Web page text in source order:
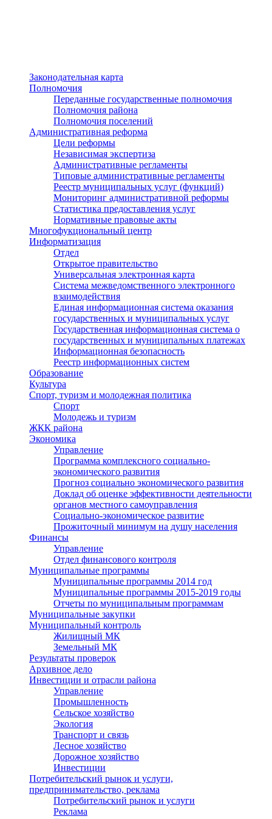
Законодательная карта
Полномочия
Переданные государственные полномочия
Полномочия района
Полномочия поселений
Административная реформа
Цели реформы
Независимая экспертиза
Административные регламенты
Типовые административные регламенты
Реестр муниципальных услуг (функций)
Мониторинг административной реформы
Статистика предоставления услуг
Нормативные правовые акты
Многофукциональный центр
Информатизация
Отдел
Открытое правительство
Универсальная электронная карта
Система межведомственного электронного
взаимодействия
Единая информационная система оказания
государственных и муниципальных услуг
Государственная информационная система о
государственных и муниципальных платежах
Информационная безопасность
Реестр информационных систем
Образование
Культура
Спорт, туризм и молодежная политика
Спорт
Молодежь и туризм
ЖКК района
Экономика
Управление
Программа комплексного социально-
экономического развития
Прогноз социально экономического развития
Доклад об оценке эффективности деятельности
органов местного самоуправления
Социально-экономическое развитие
Прожиточный минимум на душу населения
Финансы
Управление
Отдел финансового контроля
Муниципальные программы
Муниципальные программы 2014 год
Муниципальные программы 2015-2019 годы
Отчеты по муниципальным программам
Муниципальные закупки
Муниципальный контроль
Жилищный МК
Земельный МК
Результаты проверок
Архивное дело
Инвестиции и отрасли района
Управление
Промышленность
Сельское хозяйство
Экология
Транспорт и связь
Лесное хозяйство
Дорожное хозяйство
Инвестиции
Потребительский рынок и услуги,
предпринимательство, реклама
Потребительский рынок и услуги
Реклама